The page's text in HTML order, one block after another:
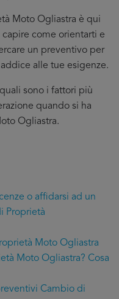
Moto Ogliastra è qui
come orientarti e
un preventivo per
alle tue esigenze.
sono i fattori più
quando si ha
Ogliastra.
o affidarsi ad un
Proprietà
Moto Ogliastra
Moto Ogliastra? Cosa
Cambio di